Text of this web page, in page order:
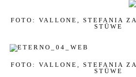
FOTO: VALLONE, STEFANIA
STÜWE
FOTO: VALLONE, STEFANIA
STÜWE